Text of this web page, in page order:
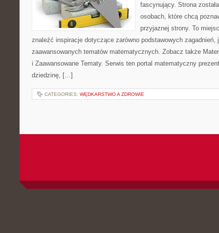
fascynujący. Strona
osobach, które chcą
przyjaznej strony. To
znaleźć inspiracje dotyczące zarówno podstawowych zagadnień,
zaawansowanych tematów matematycznych. Zobacz także
i Zaawansowane Tematy. Serwis ten portal matematyczny
dziedzinę, […]
CATEGORIES: WĘDKARSTWO A ZDROWIE